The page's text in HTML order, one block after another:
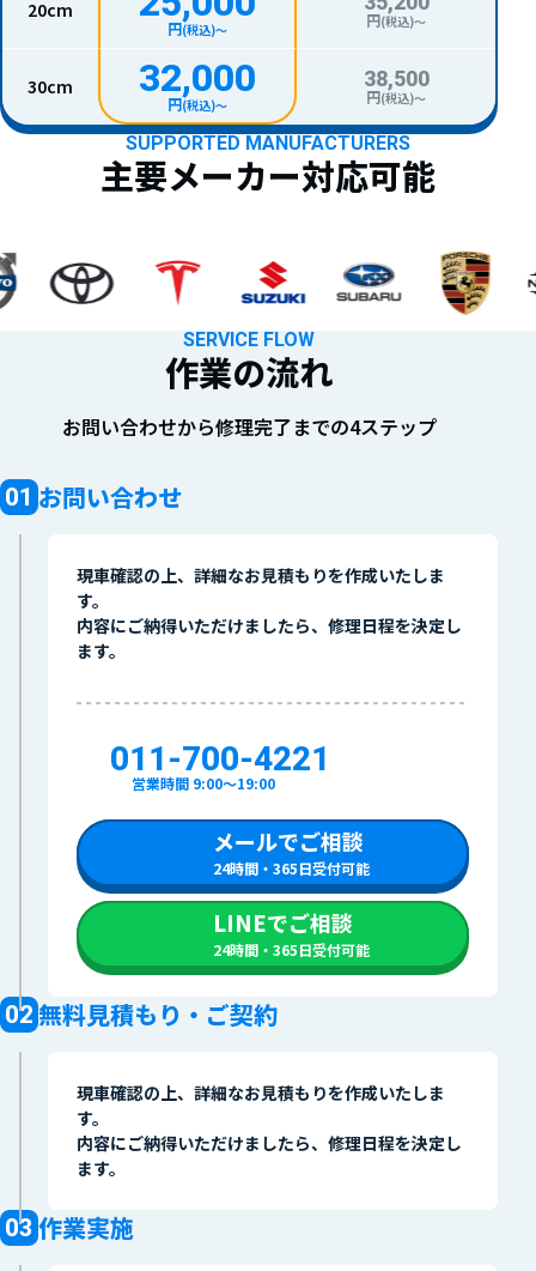
20cm
円(税込)〜 円(税込)〜
30cm 32,000
円(税込)〜
38,500
円(税込)〜
SUPPORTED MANUFACTURERS
主要メーカー対応可能
SERVICE FLOW
作業の流れ
お問い合わせから修理完了までの4ステップ
お問い合わせ
現車確認の上、詳細なお見積もりを作成いたしま
す。
内容にご納得いただけましたら、修理日程を決定し
ます。
011-700-4221
営業時間 9:00〜19:00
メールでご相談
24時間・365日受付可能
LINEでご相談
24時間・365日受付可能
無料見積もり・ご契約
現車確認の上、詳細なお見積もりを作成いたしま
す。
内容にご納得いただけましたら、修理日程を決定し
ます。
作業実施